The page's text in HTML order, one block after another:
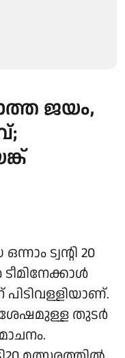
ജയം,
ട്വന്റി 20
ശേഷമുള്ള തുടര്‍